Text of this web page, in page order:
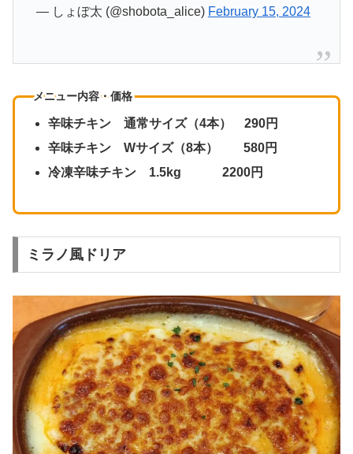
— しょぼ太 (@shobota_alice) February 15, 2024
メニュー内容・価格
辛味チキン 通常サイズ（4本） 290円
辛味チキン Wサイズ（8本） 580円
冷凍辛味チキン 1.5kg 2200円
ミラノ風ドリア